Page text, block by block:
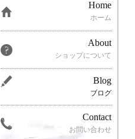
Home
ホーム
About
ショップについて
Blog
ブログ
Contact
お問い合わせ